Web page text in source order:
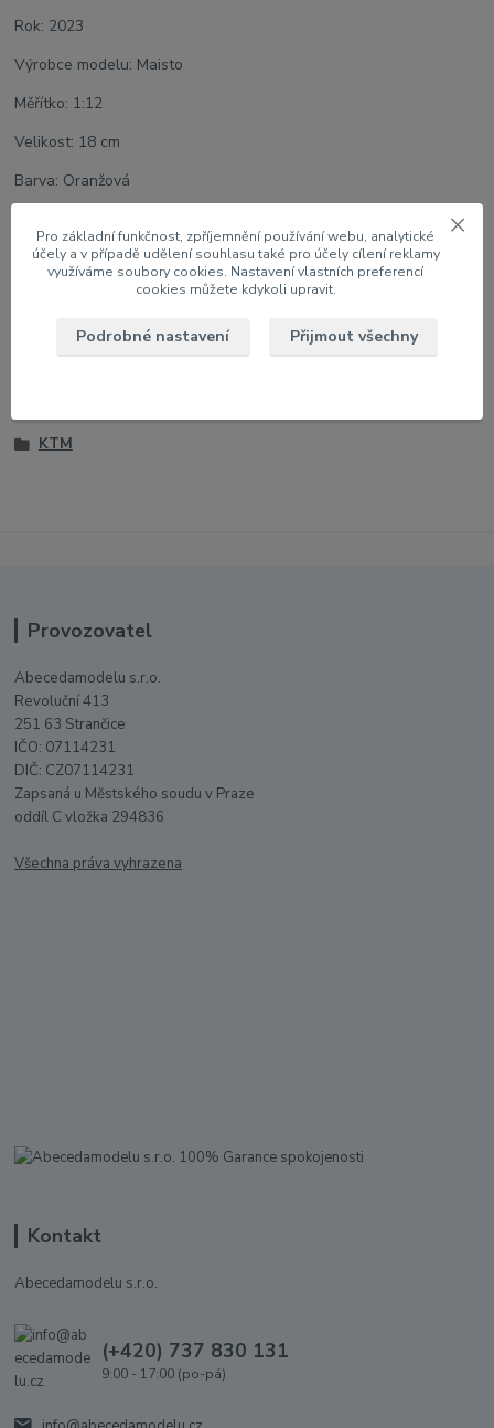
Rok: 2023
Výrobce modelu: Maisto
Měřítko: 1:12
Velikost: 18 cm
Barva: Oranžová
Zboží zařazeno v kategoriích
NOVINKY
KTM
Provozovatel
Abecedamodelu s.r.o.
Revoluční 413
251 63 Strančice
IČO: 07114231
DIČ: CZ07114231
Zapsaná u Městského soudu v Praze
oddíl C vložka 294836
Všechna práva vyhrazena
Kontakt
Abecedamodelu s.r.o.
(+420) 737 830 131
9:00 - 17:00 (po-pá)
Pro základní funkčnost, zpříjemnění používání webu, analytické
účely a v případě udělení souhlasu také pro účely cílení reklamy
využíváme soubory cookies. Nastavení vlastních preferencí
cookies můžete kdykoli upravit.
Podrobné nastavení Přijmout všechny